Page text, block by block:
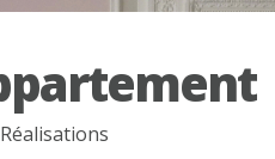
Réalisations